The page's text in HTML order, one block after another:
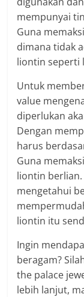
mempunyai
Guna
dimana tidak
liontin seperti
Untuk
value
diperlukan
Dengan
harus
Guna
liontin
mengetahui
liontin itu
Ingin
beragam?
the palace
lebih lanjut,